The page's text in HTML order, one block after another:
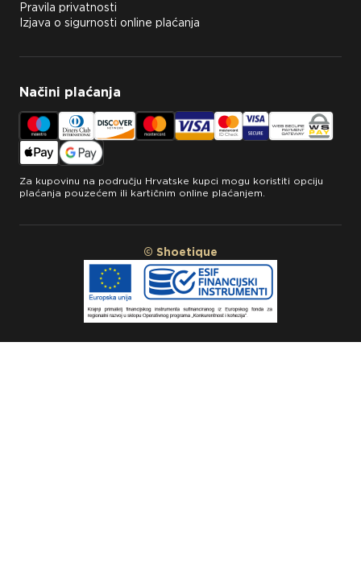
Pravila privatnosti
Izjava o sigurnosti online plaćanja
Načini plaćanja
Za kupovinu na području Hrvatske kupci mogu koristiti opciju
plaćanja pouzećem ili kartičnim online plaćanjem.
© Shoetique